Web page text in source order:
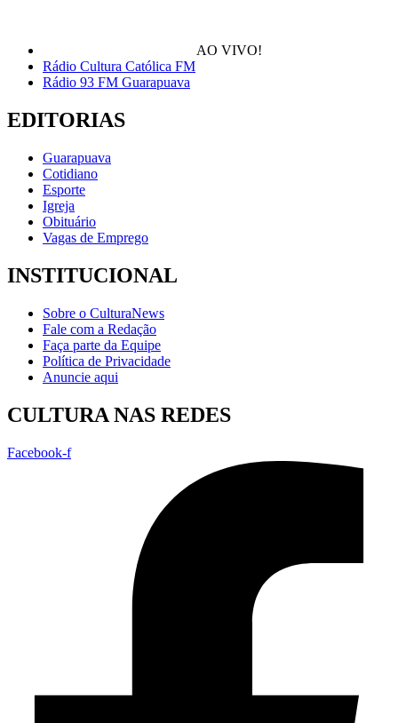
AO VIVO!
Rádio Cultura Católica FM
Rádio 93 FM Guarapuava
EDITORIAS
Guarapuava
Cotidiano
Esporte
Igreja
Obituário
Vagas de Emprego
INSTITUCIONAL
Sobre o CulturaNews
Fale com a Redação
Faça parte da Equipe
Política de Privacidade
Anuncie aqui
CULTURA NAS REDES
Facebook-f